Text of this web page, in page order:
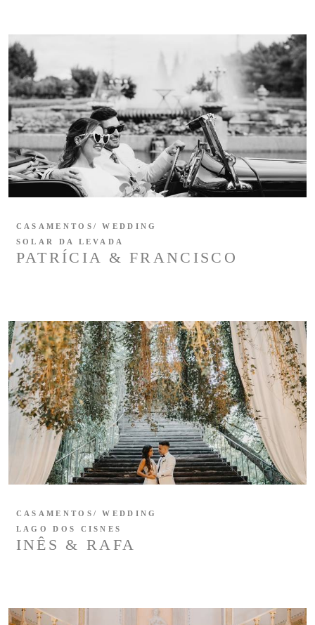
PATRÍCIA & FRANCISCO
CASAMENTOS/ WEDDING
SOLAR DA LEVADA
INÊS & RAFA
CASAMENTOS/ WEDDING
LAGO DOS CISNES